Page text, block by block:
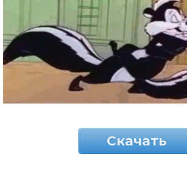
Скачать